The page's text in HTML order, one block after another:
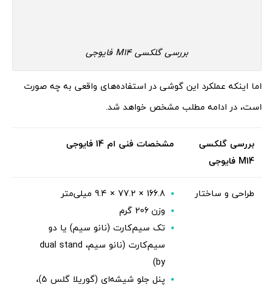
بررسی گلکسی M14 فایوجی
اما اینکه عملکرد این گوشی در استفاده‌های واقعی به چه صورت
است، در ادامه مطلب مشخص خواهد شد.
بررسی گلکسی
M14 فایوجی
مشخصات فنی ام 14 فایوجی
طراحی و ساختار
166.8 × 77.2 × 9.4 میلی‌متر
وزن 206 گرم
تک سیم‌کارت (نانو سیم) یا دو
سیم‌کارت (نانو سیم، dual stand
by)
پنل جلو شیشه‌ای (گوریلا گلس 5)،